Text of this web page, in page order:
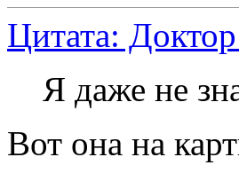
Цитата:
Я даже не
Вот она на